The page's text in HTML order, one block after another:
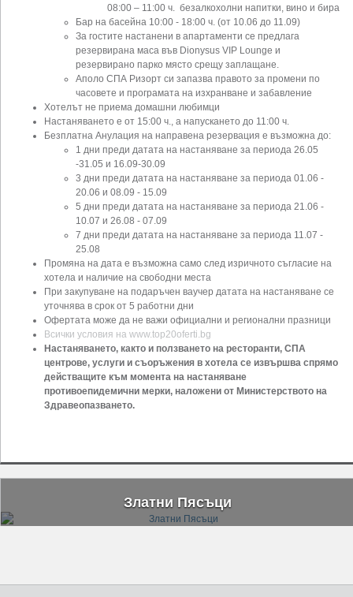
08:00 – 11:00 ч. безалкохолни напитки, вино и бира
Бар на басейна 10:00 - 18:00 ч. (от 10.06 до 11.09)
За гостите настанени в апартаменти се предлага
резервирана маса във Dionysus VIP Lounge и
резервирано парко място срещу заплащане.
Аполо СПА Ризорт си запазва правото за промени по
часовете и програмата на изхранване и забавление
Хотелът не приема домашни любимци
Настаняването е от 15:00 ч., а напускането до 11:00 ч.
Безплатна Анулация на направена резервация е възможна до:
1 дни преди датата на настаняване за периода 26.05
-31.05 и 16.09-30.09
3 дни преди датата на настаняване за периода 01.06 -
20.06 и 08.09 - 15.09
5 дни преди датата на настаняване за периода 21.06 -
10.07 и 26.08 - 07.09
7 дни преди датата на настаняване за периода 11.07 -
25.08
Промяна на дата е възможна само след изричното съгласие на
хотела и наличие на свободни места
При закупуване на подаръчен ваучер датата на настаняване се
уточнява в срок от 5 работни дни
Офертата може да не важи официални и регионални празници
Всички условия на www.top20oferti.bg
Настаняването, както и ползването на ресторанти, СПА
центрове, услуги и съоръжения в хотела се извършва спрямо
действащите към момента на настаняване
противоепидемични мерки, наложени от Министерството на
Здравеопазването.
Златни Пясъци